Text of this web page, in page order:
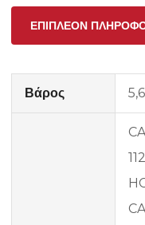
ΕΠΙΠΛΈΟΝ
Βάρος